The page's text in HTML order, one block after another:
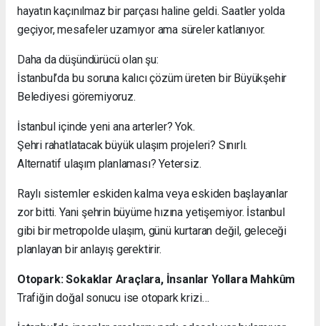
hayatın kaçınılmaz bir parçası haline geldi. Saatler yolda
geçiyor, mesafeler uzamıyor ama süreler katlanıyor.
Daha da düşündürücü olan şu:
İstanbul’da bu soruna kalıcı çözüm üreten bir Büyükşehir
Belediyesi göremiyoruz.
İstanbul içinde yeni ana arterler? Yok.
Şehri rahatlatacak büyük ulaşım projeleri? Sınırlı.
Alternatif ulaşım planlaması? Yetersiz.
Raylı sistemler eskiden kalma veya eskiden başlayanlar
zor bitti. Yani şehrin büyüme hızına yetişemiyor. İstanbul
gibi bir metropolde ulaşım, günü kurtaran değil, geleceği
planlayan bir anlayış gerektirir.
Otopark: Sokaklar Araçlara, İnsanlar Yollara Mahkûm
Trafiğin doğal sonucu ise otopark krizi…